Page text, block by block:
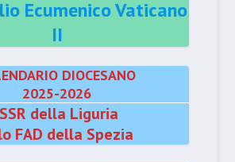
Ecumenico Vaticano
II
DIOCESANO
2025-2026
della Liguria
FAD della Spezia